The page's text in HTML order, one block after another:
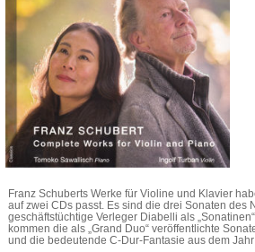
Franz Schuberts Werke für Violine und Klavier
auf zwei CDs passt. Es sind die drei Sonaten des
geschäftstüchtige Verleger Diabelli als
kommen die als „Grand Duo“ veröffentlichte
und die bedeutende C-Dur-Fantasie aus dem Jahr